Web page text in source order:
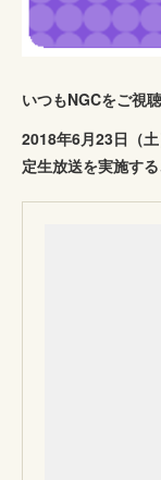
いつもNGCをご視
2018年6月23日（
定生放送を実施す